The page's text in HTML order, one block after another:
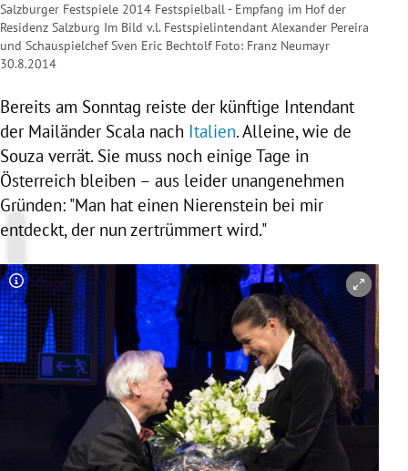
Salzburger Festspiele 2014 Festspielball - Empfang im Hof der
Residenz Salzburg Im Bild v.l. Festspielintendant Alexander Pereira
und Schauspielchef Sven Eric Bechtolf Foto: Franz Neumayr
30.8.2014
Bereits am Sonntag reiste der künftige Intendant
der Mailänder Scala nach Italien. Alleine, wie de
Souza verrät. Sie muss noch einige Tage in
Österreich bleiben – aus leider unangenehmen
Gründen: "Man hat einen Nierenstein bei mir
entdeckt, der nun zertrümmert wird."
Copyright-Hinweis öffnen/schließen